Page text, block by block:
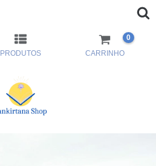
PRODUTOS CARRINHO
0